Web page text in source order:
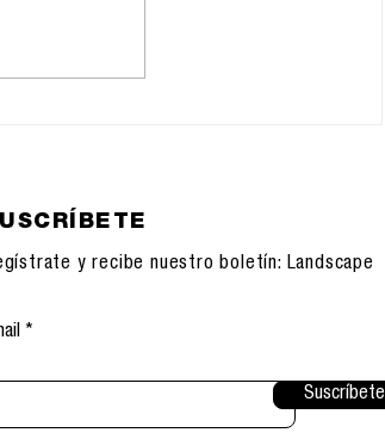
y recibe nuestro boletín: Landscape
Suscríbete